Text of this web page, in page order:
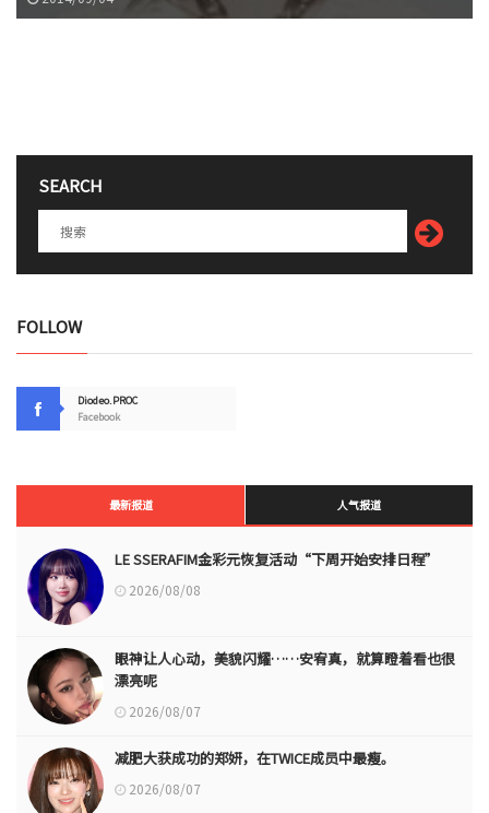
SEARCH
FOLLOW
Diodeo.PROC
Facebook
最新报道 人气报道
LE SSERAFIM金彩元恢复活动“下周开始安排日程”
2026/08/08
眼神让人心动，美貌闪耀……安宥真，就算瞪着看也很
漂亮呢
2026/08/07
减肥大获成功的郑妍，在TWICE成员中最瘦。
2026/08/07